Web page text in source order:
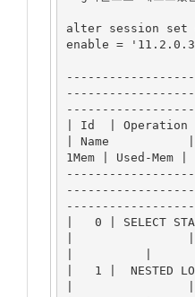
alter session set
enable =
| Id  | Operation
| Name           |
1Mem | Used-Mem |
|   0 | SELECT
|   1 |  NESTED
|